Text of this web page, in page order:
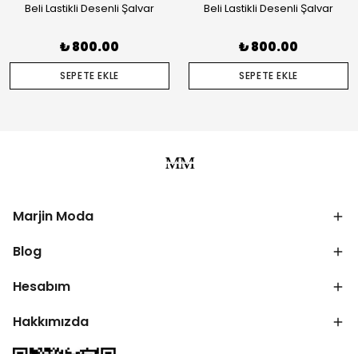
Beli Lastikli Desenli Şalvar
₺ 800.00
SEPETE EKLE
Beli Lastikli Desenli Şalvar
₺ 800.00
SEPETE EKLE
Marjin Moda
Blog
Hesabım
Hakkımızda